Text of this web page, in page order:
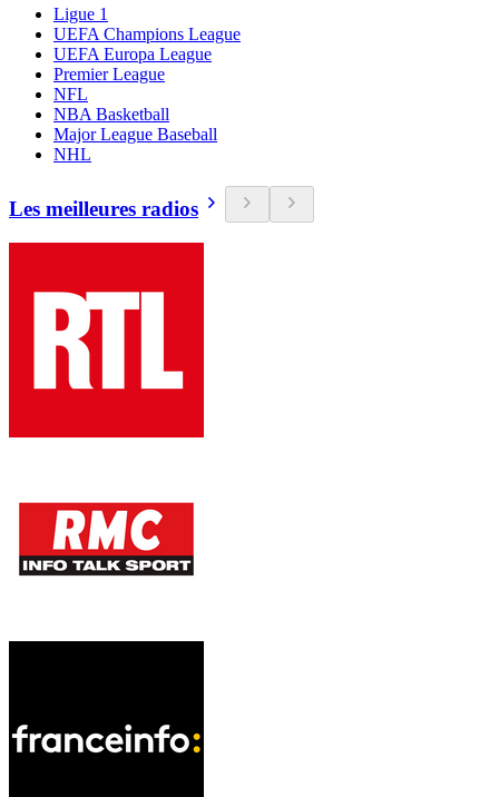
Ligue 1
UEFA Champions League
UEFA Europa League
Premier League
NFL
NBA Basketball
Major League Baseball
NHL
Les meilleures radios